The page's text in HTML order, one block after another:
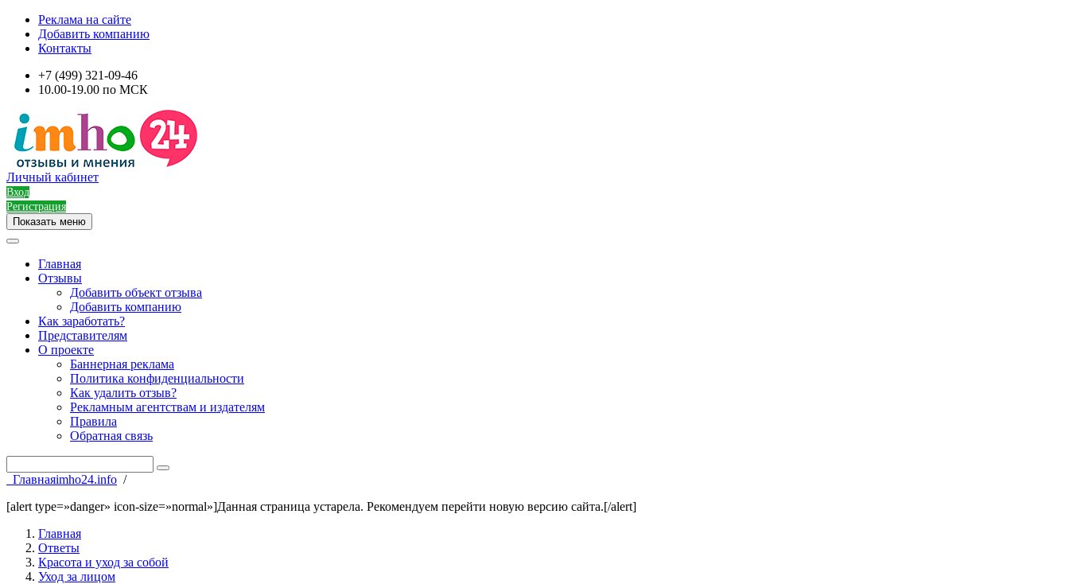
Реклама на сайте
Добавить компанию
Контакты
+7 (499) 321-09-46
10.00-19.00 по МСК
Личный кабинет
Вход
Регистрация
Показать меню
Главная
Отзывы
Добавить объект отзыва
Добавить компанию
Как заработать?
Представителям
О проекте
Баннерная реклама
Политика конфиденциальности
Как удалить отзыв?
Рекламным агентствам и издателям
Правила
Обратная связь
Главнаяimho24.info /
[alert type=»danger» icon-size=»normal»]Данная страница устарела. Рекомендуем перейти новую версию сайта.[/alert]
Главная
Ответы
Красота и уход за собой
Уход за лицом